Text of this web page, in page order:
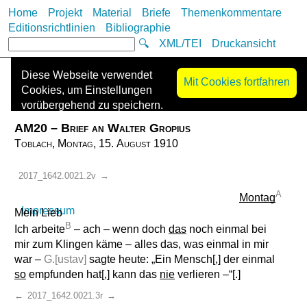
Home Projekt Material Briefe
Themenkommentare
Editionsrichtlinien
Bibliographie
🔍
XML/TEI Druckansicht
Diese Webseite verwendet
Cookies, um Einstellungen
vorübergehend zu speichern.
Nachverfolgung („Tracking-
Cookies“) eingesetzt oder
geteilt. Die Kontaktdaten des
Impressum
Mit Cookies fortfahren
AM20 – Brief an Walter Gropius
Toblach, Montag, 15. August 1910
2017_1642.0021.2v →
MontagA
Mein Lieb
Ich arbeiteB – ach – wenn doch das noch einmal bei
mir zum Klingen käme – alles das, was einmal in mir
war – G.[ustav] sagte heute: „Ein Mensch[,] der einmal
so empfunden hat[,] kann das nie verlieren –“[.]
← 2017_1642.0021.3r →